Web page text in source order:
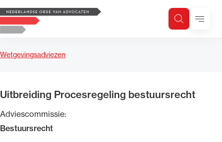
Logo, to the homepage
ZoekenMenu
Wetgevingsadviezen
Uitbreiding Procesregeling bestuursrecht
Adviescommissie:
Bestuursrecht
Zoeken
Zoek op trefwoord